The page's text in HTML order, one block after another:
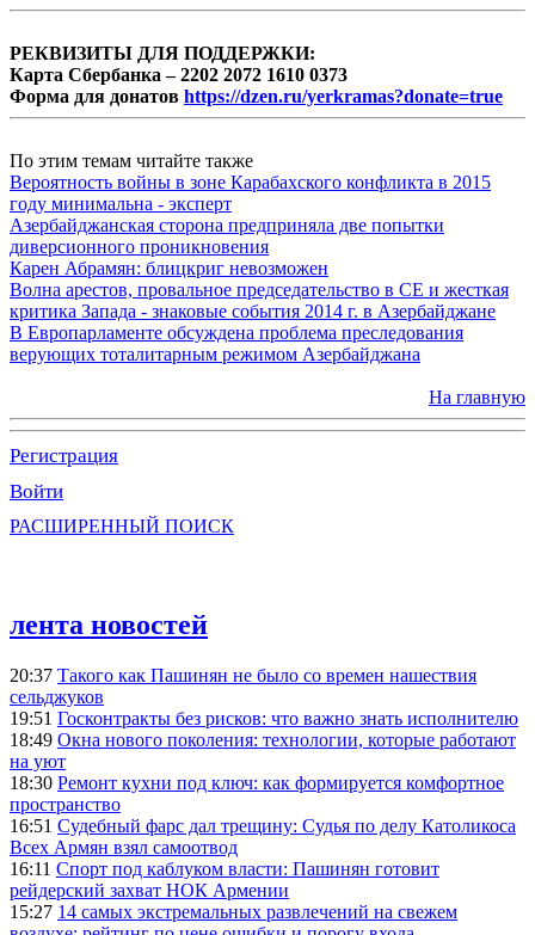
РЕКВИЗИТЫ ДЛЯ ПОДДЕРЖКИ:
Карта Сбербанка – 2202 2072 1610 0373
Форма для донатов https://dzen.ru/yerkramas?donate=true
По этим темам читайте также
Вероятность войны в зоне Карабахского конфликта в 2015
году минимальна - эксперт
Азербайджанская сторона предприняла две попытки
диверсионного проникновения
Карен Абрамян: блицкриг невозможен
Волна арестов, провальное председательство в СЕ и жесткая
критика Запада - знаковые события 2014 г. в Азербайджане
В Европарламенте обсуждена проблема преследования
верующих тоталитарным режимом Азербайджана
На главную
Регистрация
Войти
РАСШИРЕННЫЙ ПОИСК
лента новостей
20:37 Такого как Пашинян не было со времен нашествия
сельджуков
19:51 Госконтракты без рисков: что важно знать исполнителю
18:49 Окна нового поколения: технологии, которые работают
на уют
18:30 Ремонт кухни под ключ: как формируется комфортное
пространство
16:51 Судебный фарс дал трещину: Судья по делу Католикоса
Всех Армян взял самоотвод
16:11 Спорт под каблуком власти: Пашинян готовит
рейдерский захват НОК Армении
15:27 14 самых экстремальных развлечений на свежем